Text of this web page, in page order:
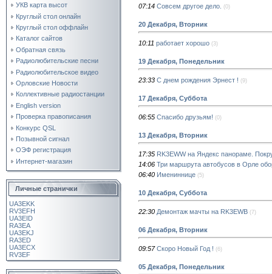
УКВ карта высот
Круглый стол онлайн
Круглый стол оффлайн
Каталог сайтов
Обратная связь
Радиолюбительские песни
Радиолюбительское видео
Орловские Новости
Коллективные радиостанции
English version
Проверка правописания
Конкурс QSL
Позывной сигнал
ОЭФ регистрация
Интернет-магазин
Личные странички
UA3EKK
RV3EFH
UA3EID
RA3EA
UA3EKJ
RA3ED
UA3ECX
RV3EF
07:14 Совсем другое дело. (0)
20 Декабря, Вторник
10:11 работает хорошо (3)
19 Декабря, Понедельник
23:33 С днем рождения Эрнест ! (9)
17 Декабря, Суббота
06:55 Спасибо друзьям! (0)
13 Декабря, Вторник
17:35 RK3EWW на Яндекс панораме.
14:06 Три маршрута автобусов в Орле
06:40 Имениннице (5)
10 Декабря, Суббота
22:30 Демонтаж мачты на RK3EWB (7)
06 Декабря, Вторник
09:57 Скоро Новый Год ! (6)
05 Декабря, Понедельник